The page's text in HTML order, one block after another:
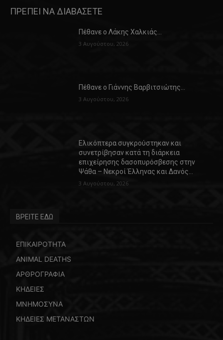
ΠΡΕΠΕΙ ΝΑ ΔΙΑΒΑΣΕΤΕ
Πέθανε ο Λάκης Χαλκιάς…
3 Αυγούστου, 2026
Πέθανε ο Γιάννης Βαρβιτσιώτης…
3 Αυγούστου, 2026
Ελικόπτερα συγκρούστηκαν και
συνετρίβησαν κατά τη διάρκεια
επιχείρησης δασοπυρόσβεσης στην
Ψάθα – Νεκροί Έλληνας και Δανός…
3 Αυγούστου, 2026
ΒΡΕΙΤΕ ΕΔΩ
ΕΠΙΚΑΙΡΟΤΗΤΑ
ANIMAL DEATHS
ΑΡΘΡΟΓΡΑΦΙΑ
ΚΗΔΕΙΕΣ
ΜΝΗΜΟΣΥΝΑ
ΚΗΔΕΙΕΣ ΜΕΤΑΝΑΣΤΩΝ